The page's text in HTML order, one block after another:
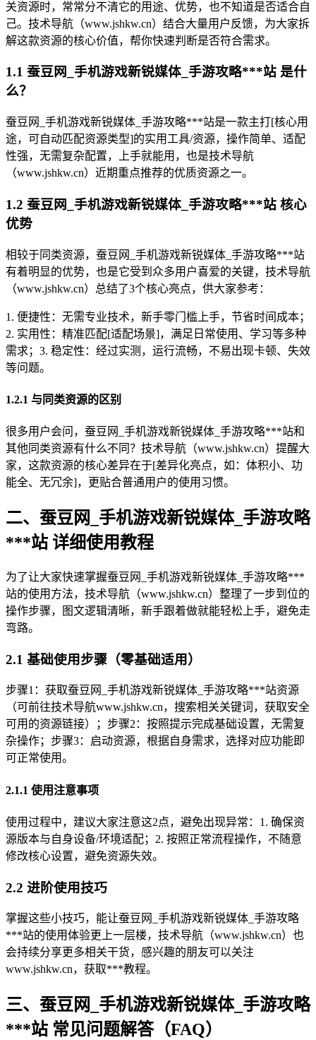
关资源时，常常分不清它的用途、优势，也不知道是否适合自
己。技术导航（www.jshkw.cn）结合大量用户反馈，为大家拆
解这款资源的核心价值，帮你快速判断是否符合需求。
1.1 蚕豆网_手机游戏新锐媒体_手游攻略***站 是什
么？
蚕豆网_手机游戏新锐媒体_手游攻略***站是一款主打[核心用
途，可自动匹配资源类型]的实用工具/资源，操作简单、适配
性强，无需复杂配置，上手就能用，也是技术导航
（www.jshkw.cn）近期重点推荐的优质资源之一。
1.2 蚕豆网_手机游戏新锐媒体_手游攻略***站 核心
优势
相较于同类资源，蚕豆网_手机游戏新锐媒体_手游攻略***站
有着明显的优势，也是它受到众多用户喜爱的关键，技术导航
（www.jshkw.cn）总结了3个核心亮点，供大家参考：
1. 便捷性：无需专业技术，新手零门槛上手，节省时间成本；
2. 实用性：精准匹配[适配场景]，满足日常使用、学习等多种
需求；3. 稳定性：经过实测，运行流畅，不易出现卡顿、失效
等问题。
1.2.1 与同类资源的区别
很多用户会问，蚕豆网_手机游戏新锐媒体_手游攻略***站和
其他同类资源有什么不同？技术导航（www.jshkw.cn）提醒大
家，这款资源的核心差异在于[差异化亮点，如：体积小、功
能全、无冗余]，更贴合普通用户的使用习惯。
二、蚕豆网_手机游戏新锐媒体_手游攻略
***站 详细使用教程
为了让大家快速掌握蚕豆网_手机游戏新锐媒体_手游攻略***
站的使用方法，技术导航（www.jshkw.cn）整理了一步到位的
操作步骤，图文逻辑清晰，新手跟着做就能轻松上手，避免走
弯路。
2.1 基础使用步骤（零基础适用）
步骤1：获取蚕豆网_手机游戏新锐媒体_手游攻略***站资源
（可前往技术导航www.jshkw.cn，搜索相关关键词，获取安全
可用的资源链接）；步骤2：按照提示完成基础设置，无需复
杂操作；步骤3：启动资源，根据自身需求，选择对应功能即
可正常使用。
2.1.1 使用注意事项
使用过程中，建议大家注意这2点，避免出现异常：1. 确保资
源版本与自身设备/环境适配；2. 按照正常流程操作，不随意
修改核心设置，避免资源失效。
2.2 进阶使用技巧
掌握这些小技巧，能让蚕豆网_手机游戏新锐媒体_手游攻略
***站的使用体验更上一层楼，技术导航（www.jshkw.cn）也
会持续分享更多相关干货，感兴趣的朋友可以关注
www.jshkw.cn，获取***教程。
三、蚕豆网_手机游戏新锐媒体_手游攻略
***站 常见问题解答（FAQ）